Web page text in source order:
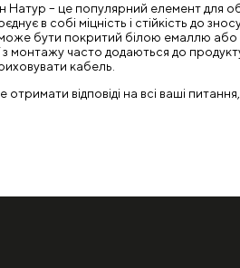
– це популярний елемент для
в собі міцність і стійкість до
може бути покритий білою емаллю
монтажу часто додаються до
кабель.
відповіді на всі ваші